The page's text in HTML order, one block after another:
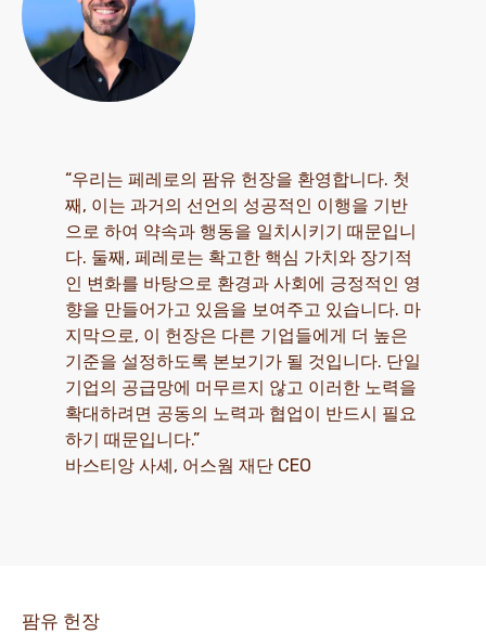
“우리는 페레로의 팜유 헌장을 환영합니다. 첫
째, 이는 과거의 선언의 성공적인 이행을 기반
으로 하여 약속과 행동을 일치시키기 때문입니
다. 둘째, 페레로는 확고한 핵심 가치와 장기적
인 변화를 바탕으로 환경과 사회에 긍정적인 영
향을 만들어가고 있음을 보여주고 있습니다. 마
지막으로, 이 헌장은 다른 기업들에게 더 높은
기준을 설정하도록 본보기가 될 것입니다. 단일
기업의 공급망에 머무르지 않고 이러한 노력을
확대하려면 공동의 노력과 협업이 반드시 필요
하기 때문입니다.”
바스티앙 사셰, 어스웜 재단 CEO
팜유 헌장